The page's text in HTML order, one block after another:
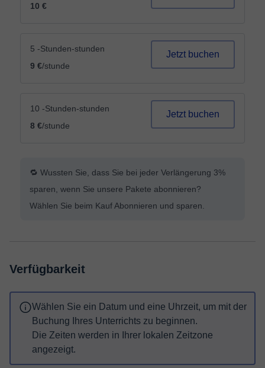
10 €
5 -Stunden-stunden
9 €/stunde
Jetzt buchen
10 -Stunden-stunden
8 €/stunde
Jetzt buchen
🔁 Wussten Sie, dass Sie bei jeder Verlängerung 3%
sparen, wenn Sie unsere Pakete abonnieren?
Wählen Sie beim Kauf Abonnieren und sparen.
Verfügbarkeit
Wählen Sie ein Datum und eine Uhrzeit, um mit der
Buchung Ihres Unterrichts zu beginnen.
Die Zeiten werden in Ihrer lokalen Zeitzone
angezeigt.